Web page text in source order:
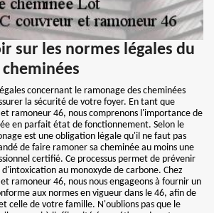
sur les normes légales du
concernant le ramonage des cheminées
la sécurité de votre foyer. En tant que
ramoneur 46, nous comprenons l'importance de
en parfait état de fonctionnement. Selon le
est une obligation légale qu'il ne faut pas
de faire ramoner sa cheminée au moins une
certifié. Ce processus permet de prévenir
au monoxyde de carbone. Chez
ramoneur 46, nous nous engageons à fournir un
aux normes en vigueur dans le 46, afin de
celle de votre famille. N'oublions pas que le